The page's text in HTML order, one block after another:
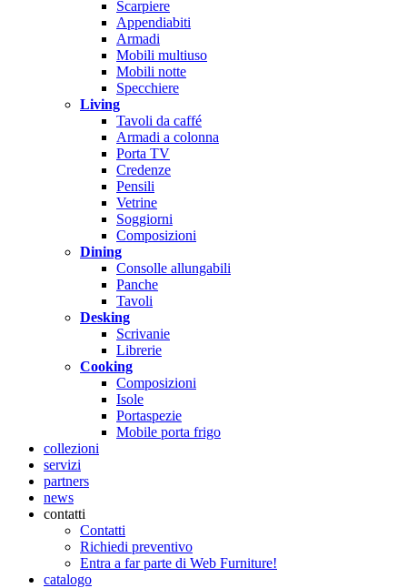
Scarpiere
Appendiabiti
Armadi
Mobili multiuso
Mobili notte
Specchiere
Living
Tavoli da caffé
Armadi a colonna
Porta TV
Credenze
Pensili
Vetrine
Soggiorni
Composizioni
Dining
Consolle allungabili
Panche
Tavoli
Desking
Scrivanie
Librerie
Cooking
Composizioni
Isole
Portaspezie
Mobile porta frigo
collezioni
servizi
partners
news
contatti
Contatti
Richiedi preventivo
Entra a far parte di Web Furniture!
catalogo